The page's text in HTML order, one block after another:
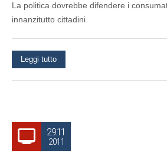
La politica dovrebbe difendere i
innanzitutto cittadini
Leggi tutto
29.11
2011